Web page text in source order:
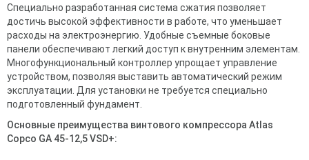
Специально разработанная система сжатия позволяет
достичь высокой эффективности в работе, что уменьшает
расходы на электроэнергию. Удобные съемные боковые
панели обеспечивают легкий доступ к внутренним элементам.
Многофункциональный контроллер упрощает управление
устройством, позволяя выставить автоматический режим
эксплуатации. Для установки не требуется специально
подготовленный фундамент.
Основные преимущества винтового компрессора Atlas
Copco GA 45-12,5 VSD+: